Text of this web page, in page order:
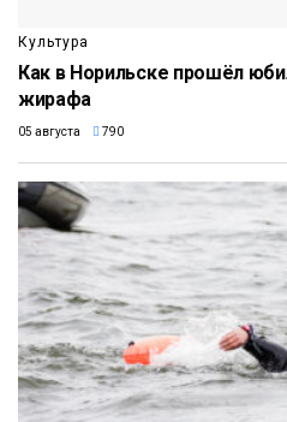
Культура
Как в Норильске прошёл
жирафа
05 августа 790